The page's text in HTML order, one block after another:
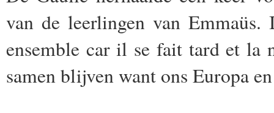
van de leerlingen van
ensemble car il se fait tard et la
samen blijven want ons Europa